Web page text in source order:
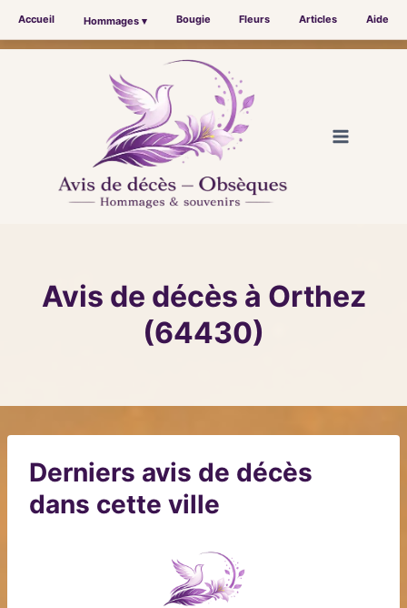
Accueil Hommages ▾ Bougie Fleurs Articles Aide
Avis de décès à Orthez
(64430)
Derniers avis de décès
dans cette ville